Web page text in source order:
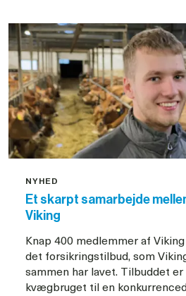
samarbejde
skal
styrke
kvægrådgivningen
i
Danmark
NYHED
Et skarpt samarbejde
Viking
Knap 400 medlemmer af
det forsikringstilbud, som
sammen har lavet. Tilbuddet
kvægbruget til en